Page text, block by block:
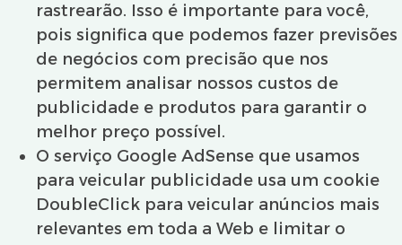
rastrearão. Isso é importante para você,
pois significa que podemos fazer previsões
de negócios com precisão que nos
permitem analisar nossos custos de
publicidade e produtos para garantir o
melhor preço possível.
O serviço Google AdSense que usamos
para veicular publicidade usa um cookie
DoubleClick para veicular anúncios mais
relevantes em toda a Web e limitar o